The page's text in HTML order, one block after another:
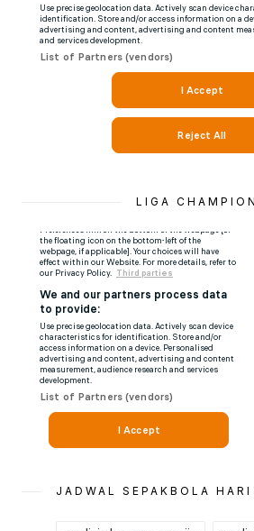
LIGA
JADWAL SEPAKBOLA